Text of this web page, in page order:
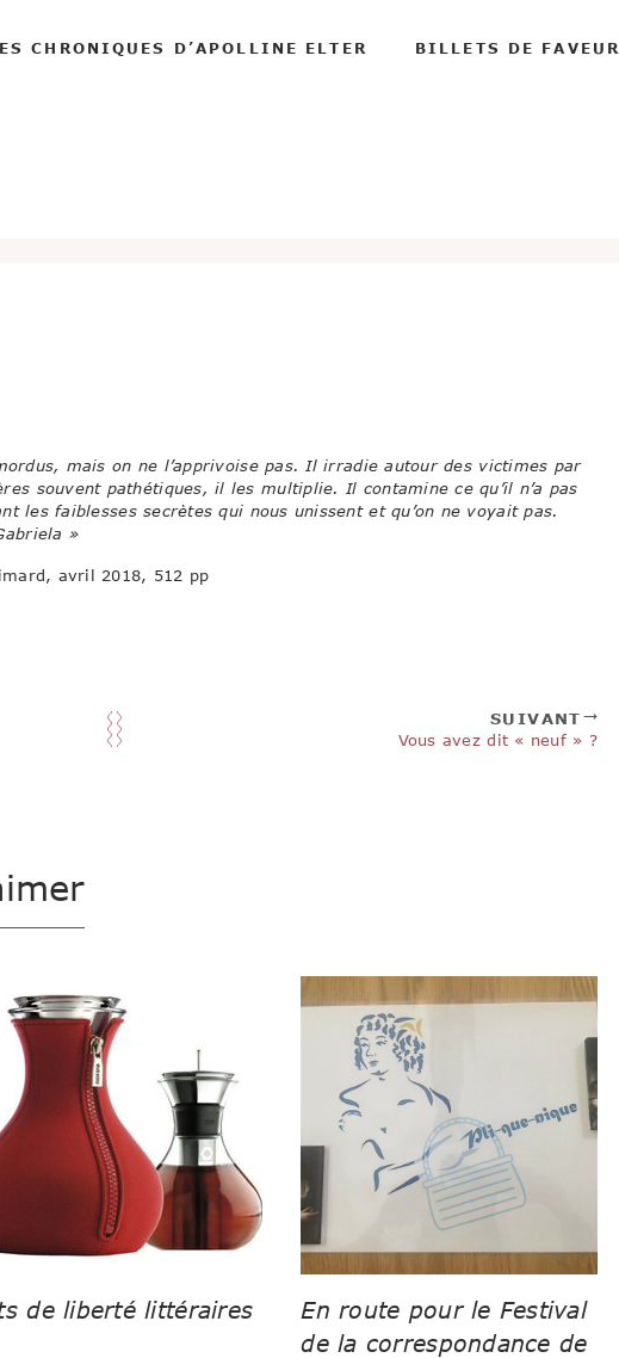
CHRONIQUES D’APOLLINE ELTER BILLETS DE FAVEUR
mais on ne l’apprivoise pas. Il irradie autour des victimes par
souvent pathétiques, il les multiplie. Il contamine ce qu’il n’a pas
les faiblesses secrètes qui nous unissent et qu’on ne voyait pas.
»
avril 2018, 512 pp
SUIVANT
Vous avez dit « neuf » ?
de liberté littéraires
En route pour le Festival
de la correspondance de